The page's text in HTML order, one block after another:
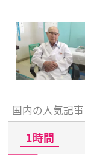
国内の人気記事
1時間